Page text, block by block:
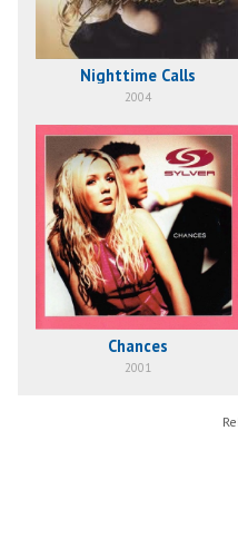
Nighttime Calls
2004
Chances
2001